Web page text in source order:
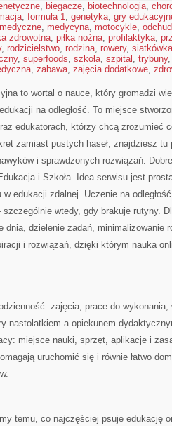
, biegacze, biotechnologia,
, formuła 1, genetyka, gry
, medycyna, motocykle,
zdrowotna, piłka nożna, profilaktyka,
, rodzicielstwo, rodzina, rowery, siatkówka
, superfoods, szkoła, szpital , trybuny
, zabawa, zajęcia dodatkowe,
to wortal o nauce, który gromadzi
na odległość. To miejsce
edukatorach, którzy chcą zrozumieć
zamiast pustych haseł, znajdziesz tu
i sprawdzonych rozwiązań.
i Szkoła. Idea serwisu jest
edukacji zdalnej. Uczenie na
szczególnie wtedy, gdy brakuje rutyny.
dnia, dzielenie zadań, minimalizowanie
i rozwiązań, dzięki którym nauka
zajęcia, prace do wykonania,
nastolatkiem a opiekunem
miejsce nauki, sprzęt, aplikacje i
uruchomić się i równie łatwo
temu, co najczęściej psuje edukację